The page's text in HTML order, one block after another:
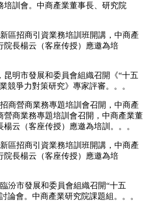
培訓會。中商產業董事長、研究院
招商引資業務培訓班開講，中商產
院長楊云（客座传授）應邀為培
明市發展和委員會組織召開《“十五
競爭力對策研究》專家評審。。。
營商業務專題培訓會召開，中商產
營商業務專題培訓會召開，中商產業董
云（客座传授）應邀為培訓。。。
招商引資業務培訓班開講，中商產
院長楊云（客座传授）應邀為培
市發展和委員會組織召開“十五
論會。中商產業研究院課題組。。。